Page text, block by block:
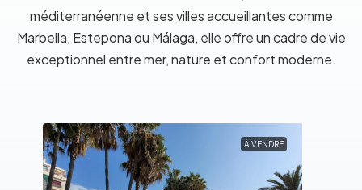
méditerranéenne et ses villes accueillantes comme
Marbella, Estepona ou Málaga, elle offre un cadre de vie
exceptionnel entre mer, nature et confort moderne.
À VENDRE